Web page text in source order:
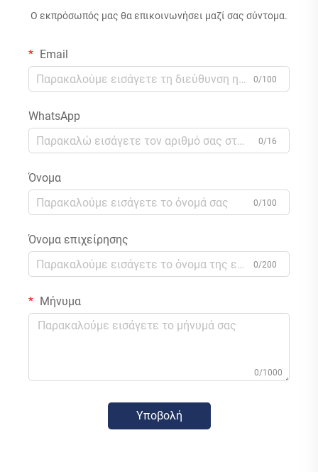
Ο εκπρόσωπός μας θα επικοινωνήσει μαζί σας σύντομα.
Email
0/100
WhatsApp
0/16
Όνομα
0/100
Όνομα επιχείρησης
0/200
Μήνυμα
0/1000
Υποβολή